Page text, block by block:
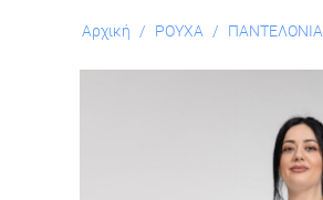
Αρχική / ΡΟΥΧΑ / ΠΑΝΤΕΛΟΝΙΑ